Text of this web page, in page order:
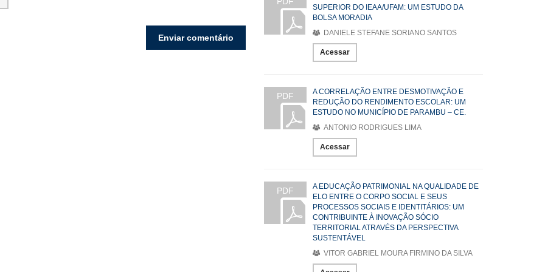
SUPERIOR DO IEAA/UFAM: UM ESTUDO DA
BOLSA MORADIA
DANIELE STEFANE SORIANO SANTOS
Acessar
PDF
A CORRELAÇÃO ENTRE DESMOTIVAÇÃO E
REDUÇÃO DO RENDIMENTO ESCOLAR: UM
ESTUDO NO MUNICÍPIO DE PARAMBU – CE.
ANTONIO RODRIGUES LIMA
Acessar
PDF
A EDUCAÇÃO PATRIMONIAL NA QUALIDADE DE
ELO ENTRE O CORPO SOCIAL E SEUS
PROCESSOS SOCIAIS E IDENTITÁRIOS: UM
CONTRIBUINTE À INOVAÇÃO SÓCIO
TERRITORIAL ATRAVÉS DA PERSPECTIVA
SUSTENTÁVEL
VITOR GABRIEL MOURA FIRMINO DA SILVA